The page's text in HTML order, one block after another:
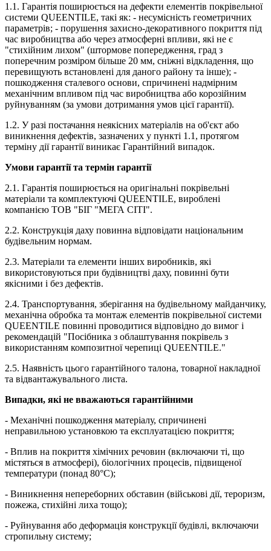
1.1. Гарантія поширюється на дефекти елементів покрівельної
системи QUEENTILE, такі як: - несумісність геометричних
параметрів; - порушення захисно-декоративного покриття під
час виробництва або через атмосферні впливи, які не є
"стихійним лихом" (штормове попередження, град з
поперечним розміром більше 20 мм, сніжні відкладення, що
перевищують встановлені для даного району та інше); -
пошкодження сталевого основи, спричинені надмірним
механічним впливом під час виробництва або корозійним
руйнуванням (за умови дотримання умов цієї гарантії).
1.2. У разі постачання неякісних матеріалів на об'єкт або
виникнення дефектів, зазначених у пункті 1.1, протягом
терміну дії гарантії виникає Гарантійний випадок.
Умови гарантії та термін гарантії
2.1. Гарантія поширюється на оригінальні покрівельні
матеріали та комплектуючі QUEENTILE, вироблені
компанією ТОВ "БІГ "МЕГА СІТІ".
2.2. Конструкція даху повинна відповідати національним
будівельним нормам.
2.3. Матеріали та елементи інших виробників, які
використовуються при будівництві даху, повинні бути
якісними і без дефектів.
2.4. Транспортування, зберігання на будівельному майданчику,
механічна обробка та монтаж елементів покрівельної системи
QUEENTILE повинні проводитися відповідно до вимог і
рекомендацій "Посібника з облаштування покрівель з
використанням композитної черепиці QUEENTILE."
2.5. Наявність цього гарантійного талона, товарної накладної
та відвантажувального листа.
Випадки, які не вважаються гарантійними
- Механічні пошкодження матеріалу, спричинені
неправильною установкою та експлуатацією покриття;
- Вплив на покриття хімічних речовин (включаючи ті, що
містяться в атмосфері), біологічних процесів, підвищеної
температури (понад 80°С);
- Виникнення непереборних обставин (військові дії, тероризм,
пожежа, стихійні лиха тощо);
- Руйнування або деформація конструкції будівлі, включаючи
стропильну систему;